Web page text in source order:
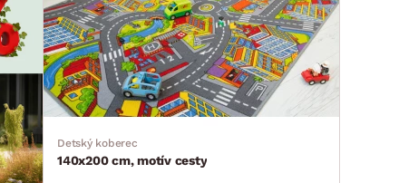
Detský koberec
140x200 cm, motív cesty